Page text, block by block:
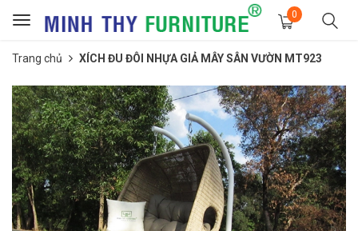
Toggle
0
Trang chủ XÍCH ĐU ĐÔI NHỰA GIẢ MÂY SÂN VƯỜN MT923